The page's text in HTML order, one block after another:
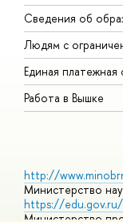
Сведения об
Людям с
Единая платежная
Работа в Вышке
http://
Министерство
https://edu.gov.ru/
Министерство